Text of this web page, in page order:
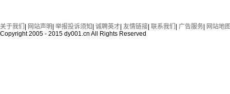
关于我们 网站声明 举报投诉须知 诚聘英才 友情链接 联系我们 广告服务 网站地
Copyright 2005 - 2015 dy001.cn All Rights Reserved